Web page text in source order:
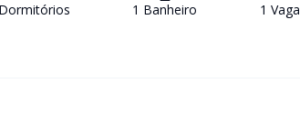
s 1 Banheiro 1 Vaga